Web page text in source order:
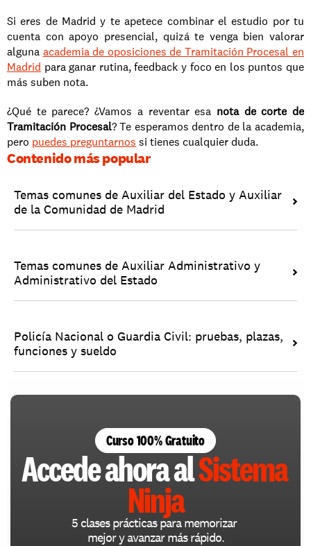
Si eres de Madrid y te apetece combinar el estudio por tu
cuenta con apoyo presencial, quizá te venga bien valorar
alguna academia de oposiciones de Tramitación Procesal en
Madrid para ganar rutina, feedback y foco en los puntos que
más suben nota.
¿Qué te parece? ¿Vamos a reventar esa nota de corte de
Tramitación Procesal? Te esperamos dentro de la academia,
pero puedes preguntarnos si tienes cualquier duda.
Contenido más popular
Temas comunes de Auxiliar del Estado y Auxiliar
de la Comunidad de Madrid
Temas comunes de Auxiliar Administrativo y
Administrativo del Estado
Policía Nacional o Guardia Civil: pruebas, plazas,
funciones y sueldo
Curso 100% Gratuito
Accede ahora al Sistema
Ninja
5 clases prácticas para memorizar
mejor y avanzar más rápido.